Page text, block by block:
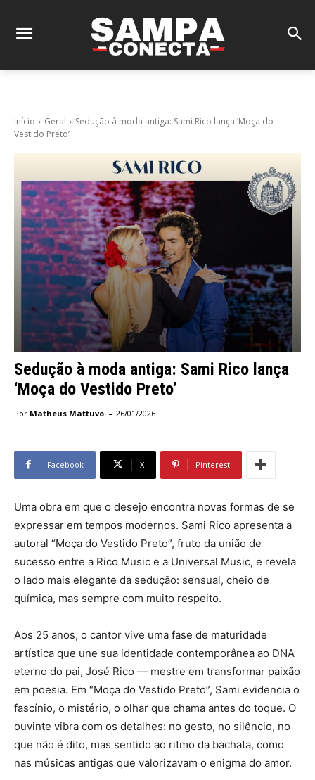
Início Geral
Sedução à moda antiga: Sami Rico lança ‘Moça do
Vestido Preto’
Sedução à moda antiga: Sami Rico lança
‘Moça do Vestido Preto’
Por Matheus Mattuvo - 26/01/2026
Facebook X Pinterest
Uma obra em que o desejo encontra novas formas de se
expressar em tempos modernos. Sami Rico apresenta a
autoral “Moça do Vestido Preto”, fruto da união de
sucesso entre a Rico Music e a Universal Music, e revela
o lado mais elegante da sedução: sensual, cheio de
química, mas sempre com muito respeito.
Aos 25 anos, o cantor vive uma fase de maturidade
artística que une sua identidade contemporânea ao DNA
eterno do pai, José Rico — mestre em transformar paixão
em poesia. Em “Moça do Vestido Preto”, Sami evidencia o
fascínio, o mistério, o olhar que chama antes do toque. O
ouvinte vibra com os detalhes: no gesto, no silêncio, no
que não é dito, mas sentido ao ritmo da bachata, como
nas músicas antigas que valorizavam o enigma do amor.